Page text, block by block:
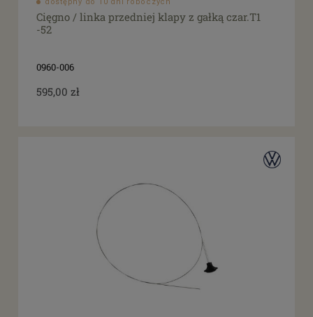
dostępny do 10 dni roboczych
Cięgno / linka przedniej klapy z gałką czar.T1
-52
0960-006
595,00 zł